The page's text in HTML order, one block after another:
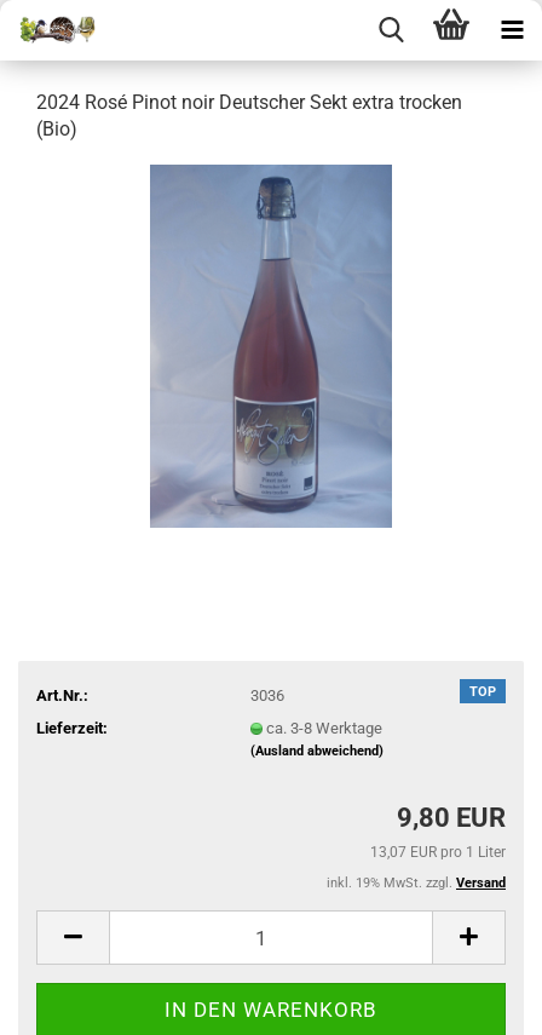
2024 Rosé Pinot noir Deutscher Sekt extra trocken
(Bio)
TOP
Art.Nr.:
3036
Lieferzeit:
ca. 3-8 Werktage
(Ausland abweichend)
9,80 EUR
13,07 EUR pro 1 Liter
inkl. 19% MwSt. zzgl. Versand